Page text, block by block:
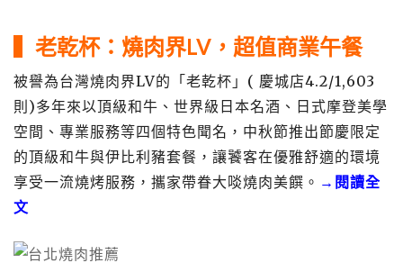
老乾杯： 燒肉界LV，超值商業午餐
被譽為台灣燒肉界LV的「老乾杯」( 慶城店4.2/1,603
則)多年來以頂級和牛、世界級日本名酒、日式摩登美學
空間、專業服務等四個特色聞名，中秋節推出節慶限定
的頂級和牛與伊比利豬套餐，讓饕客在優雅舒適的環境
享受一流燒烤服務，攜家帶眷大啖燒肉美饌。 →閱讀全
文